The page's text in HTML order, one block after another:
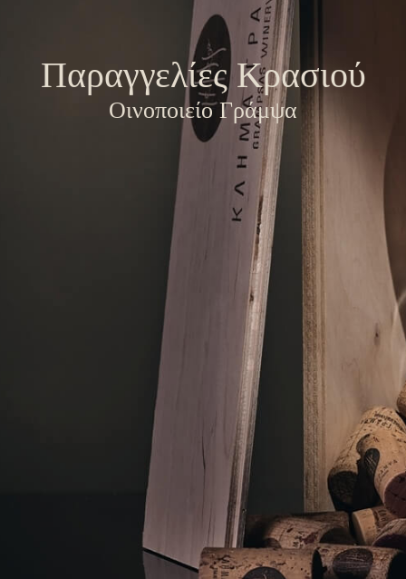
Παραγγελίες Κρασιού
Οινοποιείο Γράμψα